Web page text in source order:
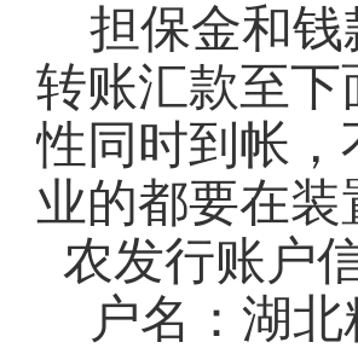
担保金和
转账汇款至
性同时到帐
业的都要在
农发行账户
户名：湖北